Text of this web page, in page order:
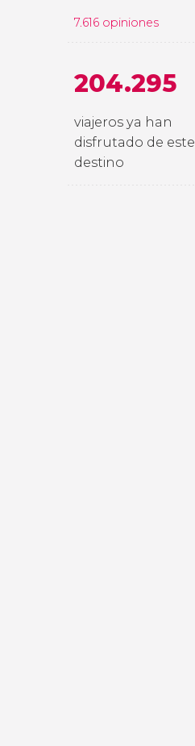
7.616 opiniones
204.295
viajeros ya han
disfrutado de este
destino